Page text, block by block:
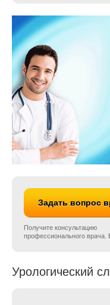
Задать вопрос
Получите консультацию
профессионального врача.
Урологический